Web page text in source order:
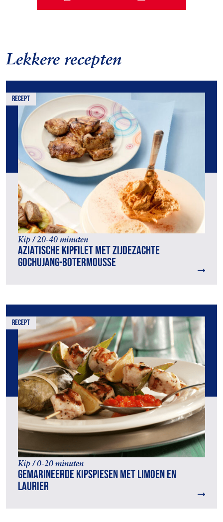
Lekkere recepten
recept
Kip / 20-40 minuten
Aziatische kipfilet met zijdezachte
gochujang-botermousse
recept
Kip / 0-20 minuten
Gemarineerde kipspiesen met limoen en
laurier